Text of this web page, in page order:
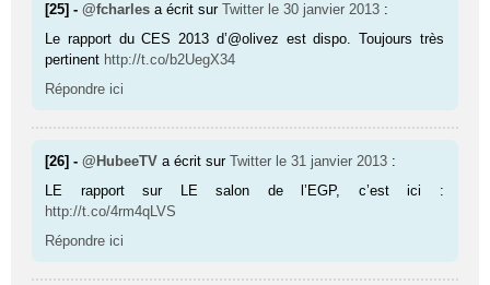
[25] -@fcharles a écrit surTwitter le 30 janvier 2013 :
Le rapport du CES 2013 d’@olivez est dispo. Toujours très
pertinent http://t.co/b2UegX34
Répondre ici
[26] -@HubeeTV a écrit surTwitter le 31 janvier 2013 :
LE rapport sur LE salon de l’EGP, c’est ici :
http://t.co/4rm4qLVS
Répondre ici